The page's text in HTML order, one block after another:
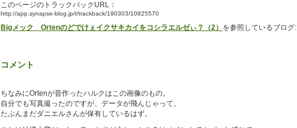
このページのトラックバックURL：
http://app.synapse-blog.jp/t/trackback/190303/10825570
Bigメック Ortenのどでけぇイクサキカイをコシラエルゼぃ？（2） を参照しているブログ:
コメント
ちなみにOrtenが昔作ったハルクはこの画像のもの。
自分でも写真撮ったのですが、データが飛んじゃって。
たぶんまだダニエルさんが保有しているはず。